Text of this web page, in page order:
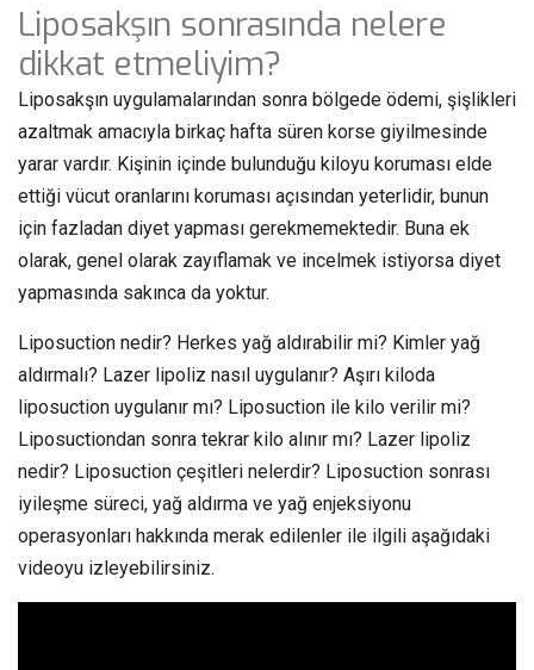
Liposakşın sonrasında nelere
dikkat etmeliyim?
Liposakşın uygulamalarından sonra bölgede ödemi, şişlikleri
azaltmak amacıyla birkaç hafta süren korse giyilmesinde
yarar vardır. Kişinin içinde bulunduğu kiloyu koruması elde
ettiği vücut oranlarını koruması açısından yeterlidir, bunun
için fazladan diyet yapması gerekmemektedir. Buna ek
olarak, genel olarak zayıflamak ve incelmek istiyorsa diyet
yapmasında sakınca da yoktur.
Liposuction nedir? Herkes yağ aldırabilir mi? Kimler yağ
aldırmalı? Lazer lipoliz nasıl uygulanır? Aşırı kiloda
liposuction uygulanır mı? Liposuction ile kilo verilir mi?
Liposuctiondan sonra tekrar kilo alınır mı? Lazer lipoliz
nedir? Liposuction çeşitleri nelerdir? Liposuction sonrası
iyileşme süreci, yağ aldırma ve yağ enjeksiyonu
operasyonları hakkında merak edilenler ile ilgili aşağıdaki
videoyu izleyebilirsiniz.